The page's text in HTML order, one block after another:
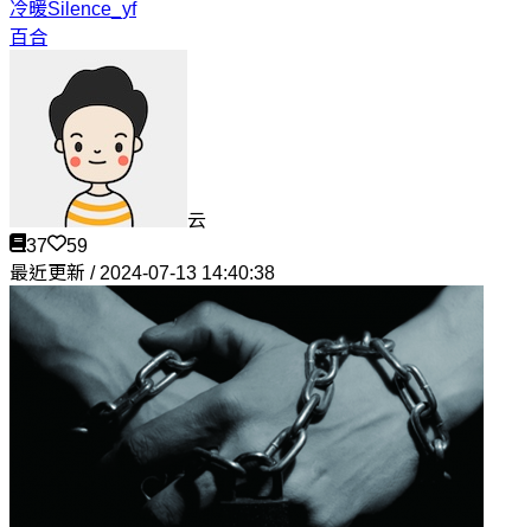
冷暖Silence_yf
百合
云
37
59
最近更新 / 2024-07-13 14:40:38